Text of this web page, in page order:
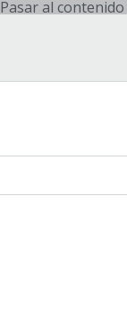
Pasar al